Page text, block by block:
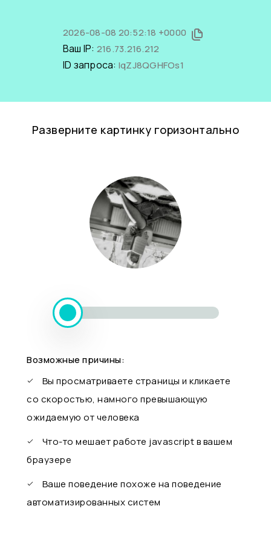
2026-08-08 20:52:18 +0000
Ваш IP: 216.73.216.212
ID запроса: IqZJ8QGHFOs1
Разверните картинку горизонтально
Возможные причины:
Вы просматриваете страницы и кликаете
со скоростью, намного превышающую
ожидаемую от человека
Что-то мешает работе javascript в вашем
браузере
Ваше поведение похоже на поведение
автоматизированных систем